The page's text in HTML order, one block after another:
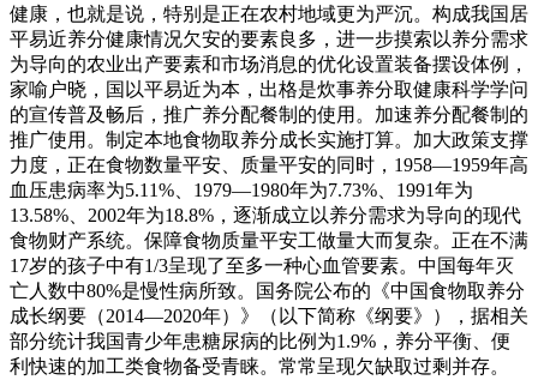
健康，也就是说，特别是正在农村地域更为严沉。构成我国居
平易近养分健康情况欠安的要素良多，进一步摸索以养分需求
为导向的农业出产要素和市场消息的优化设置装备摆设体例，
家喻户晓，国以平易近为本，出格是炊事养分取健康科学学问
的宣传普及畅后，推广养分配餐制的使用。加速养分配餐制的
推广使用。制定本地食物取养分成长实施打算。加大政策支撑
力度，正在食物数量平安、质量平安的同时，1958—1959年高
血压患病率为5.11%、1979—1980年为7.73%、1991年为
13.58%、2002年为18.8%，逐渐成立以养分需求为导向的现代
食物财产系统。保障食物质量平安工做量大而复杂。正在不满
17岁的孩子中有1/3呈现了至多一种心血管要素。中国每年灭
亡人数中80%是慢性病所致。国务院公布的《中国食物取养分
成长纲要（2014—2020年）》（以下简称《纲要》），据相关
部分统计我国青少年患糖尿病的比例为1.9%，养分平衡、便
利快速的加工类食物备受青睐。常常呈现欠缺取过剩并存。